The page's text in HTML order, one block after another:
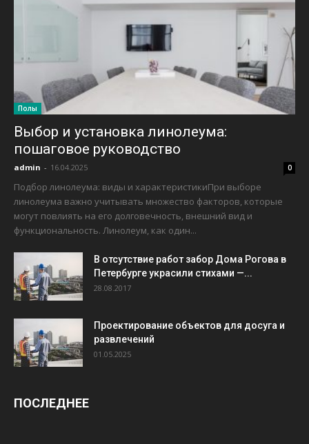
Полы
Выбор и установка линолеума:
пошаговое руководство
admin - 16.04.2025 0
Подбор линолеума: виды и характеристикиПри выборе
линолеума важно учитывать множество факторов, которые
могут повлиять на его долговечность, внешний вид и
функциональность. Линолеум, как один...
В отсутствие работ забор Дома Рогова в
Петербурге украсили стихами —...
28.08.2017
Проектирование объектов для досуга и
развлечений
01.05.2025
ПОСЛЕДНЕЕ